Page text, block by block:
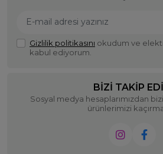
Gizlilik politikasını okudum ve
kabul ediyorum.
BIZI TAKIP
Sosyal medya hesaplarımızdan
ürünlerimizi